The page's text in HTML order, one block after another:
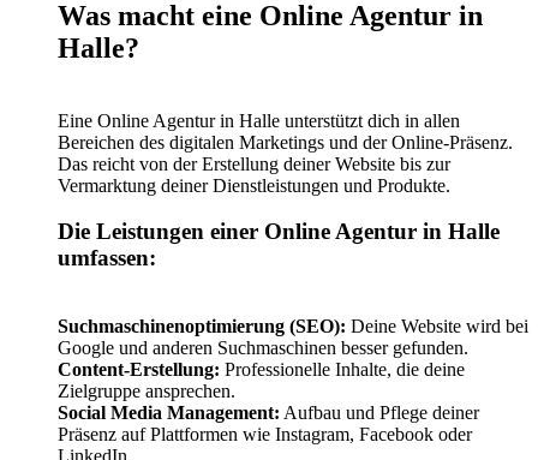
Was macht eine Online Agentur in
Halle?
Eine Online Agentur in Halle unterstützt dich in allen
Bereichen des digitalen Marketings und der Online-Präsenz.
Das reicht von der Erstellung deiner Website bis zur
Vermarktung deiner Dienstleistungen und Produkte.
Die Leistungen einer Online Agentur in Halle
umfassen:
Suchmaschinenoptimierung (SEO): Deine Website wird bei
Google und anderen Suchmaschinen besser gefunden.
Content-Erstellung: Professionelle Inhalte, die deine
Zielgruppe ansprechen.
Social Media Management: Aufbau und Pflege deiner
Präsenz auf Plattformen wie Instagram, Facebook oder
LinkedIn.